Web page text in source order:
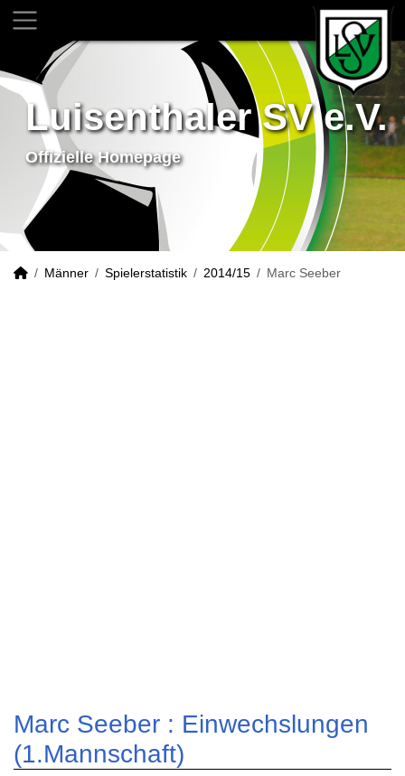
Luisenthaler SV e.V.
Offizielle Homepage
Männer Spielerstatistik 2014/15 Marc Seeber
Marc Seeber : Einwechslungen
(1.Mannschaft)